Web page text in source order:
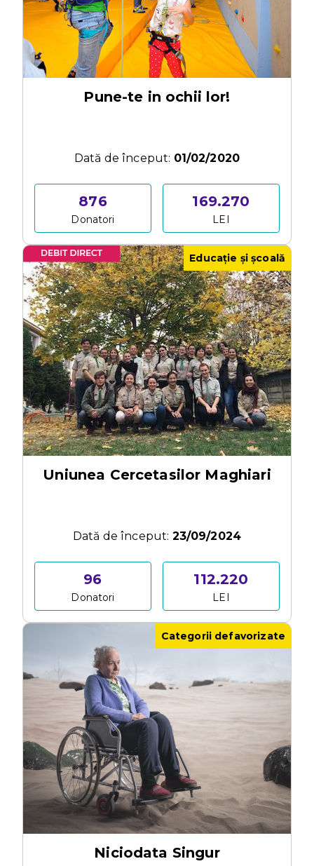
Pune-te in ochii lor!
Dată de început: 01/02/2020
876
Donatori
169.270
LEI
Educație și școală
Uniunea Cercetasilor Maghiari
Dată de început: 23/09/2024
96
Donatori
112.220
LEI
Categorii defavorizate
Niciodata Singur